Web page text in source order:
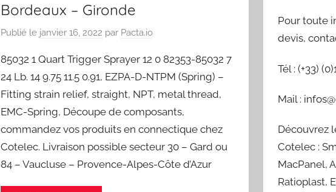
Bordeaux – Gironde
Publié le janvier 16, 2022 par Pacta.io
85032 1 Quart Trigger Sprayer 12 0 82353-85032 7
24 Lb. 14 9.75 11.5 0.91, EZPA-D-NTPM (Spring) –
Fitting strain relief, straight, NPT, metal thread,
EMC-Spring, Découpe de composants,
commandez vos produits en connectique chez
Cotelec. Livraison possible secteur 30 – Gard ou
84 – Vaucluse – Provence-Alpes-Côte d’Azur
Pour toute
devis,
Tél : (+33)
Mail :
Découvrez
Cotelec :
MacPanel,
Ratioplast,